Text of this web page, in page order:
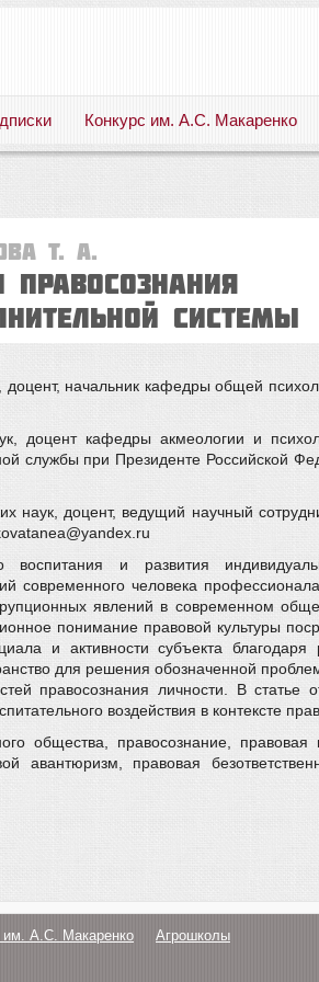
Конкурс им. А.С. Макаренко
Т. А.
ПРАВОСОЗНАНИЯ
СИСТЕМЫ
доцент, начальник кафедры общей
доцент кафедры акмеологии и
службы при Президенте Российской
наук, доцент, ведущий научный
и развития
современного человека
явлений в современном
понимание правовой культуры
и активности субъекта
для решения обозначенной
правосознания личности. В
воздействия в контексте
общества, правосознание, правовая
авантюризм, правовая
им. А.С. Макаренко Агрошколы